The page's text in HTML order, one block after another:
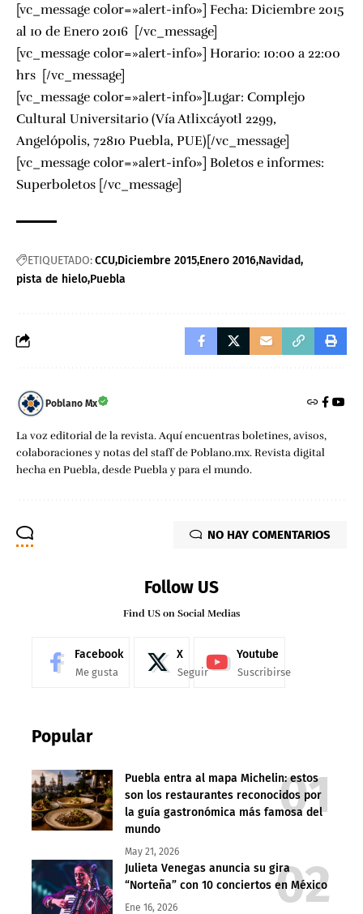
[vc_message color=»alert-info»] Fecha: Diciembre 2015
al 10 de Enero 2016 [/vc_message]
[vc_message color=»alert-info»] Horario: 10:00 a 22:00
hrs [/vc_message]
[vc_message color=»alert-info»]Lugar: Complejo
Cultural Universitario (Vía Atlixcáyotl 2299,
Angelópolis, 72810 Puebla, PUE)[/vc_message]
[vc_message color=»alert-info»] Boletos e informes:
Superboletos [/vc_message]
ETIQUETADO:CCU Diciembre 2015 Enero 2016 Navidad
pista de hielo Puebla
Poblano Mx
La voz editorial de la revista. Aquí encuentras boletines, avisos,
colaboraciones y notas del staff de Poblano.mx. Revista digital
hecha en Puebla, desde Puebla y para el mundo.
NO HAY COMENTARIOS
Follow US
Find US on Social Medias
Facebook
Me gusta
X
Seguir
Youtube
Suscribirse
Popular
Puebla entra al mapa Michelin: estos
son los restaurantes reconocidos por
la guía gastronómica más famosa del
mundo
May 21, 2026
Julieta Venegas anuncia su gira
“Norteña” con 10 conciertos en México
Ene 16, 2026